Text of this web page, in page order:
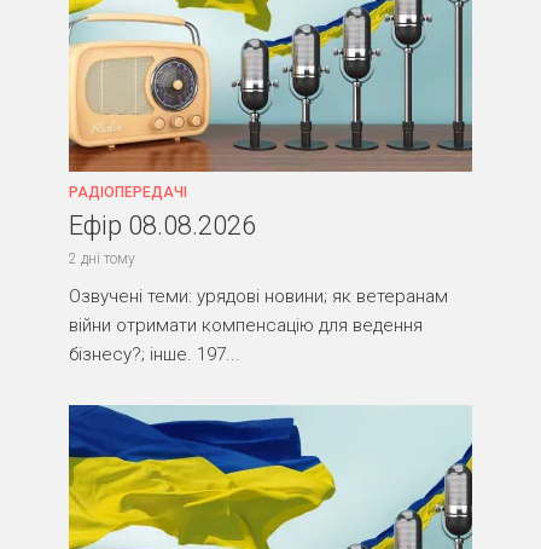
РАДІОПЕРЕДАЧІ
Ефір 08.08.2026
2 дні тому
Озвучені теми: урядові новини; як ветеранам
війни отримати компенсацію для ведення
бізнесу?; інше. 197...